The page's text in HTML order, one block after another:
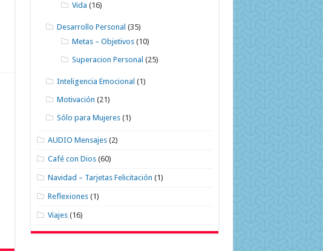
Vida (16)
Desarrollo Personal (35)
Metas – Objetivos (10)
Superacion Personal (25)
Inteligencia Emocional (1)
Motivación (21)
Sólo para Mujeres (1)
AUDIO Mensajes (2)
Café con Dios (60)
Navidad – Tarjetas Felicitación (1)
Reflexiones (1)
Viajes (16)